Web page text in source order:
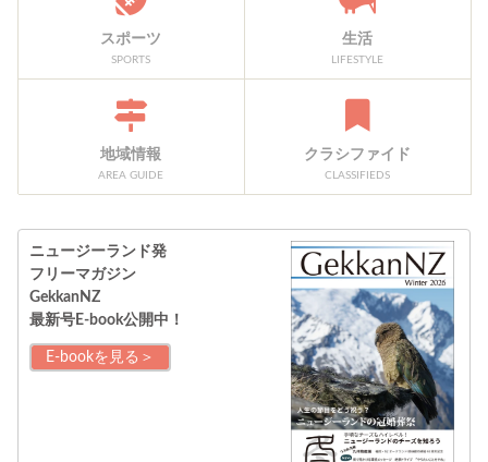
スポーツ
SPORTS
生活
LIFESTYLE
地域情報
AREA GUIDE
クラシファイド
CLASSIFIEDS
ニュージーランド発
フリーマガジン
GekkanNZ
最新号E-book公開中！
E-bookを見る＞